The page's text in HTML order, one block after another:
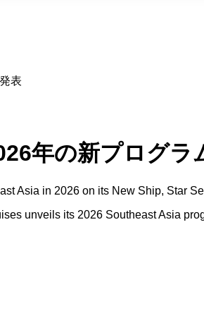
表
年の新プログラ
Asia in 2026 on its New Ship, Star
unveils its 2026 Southeast Asia